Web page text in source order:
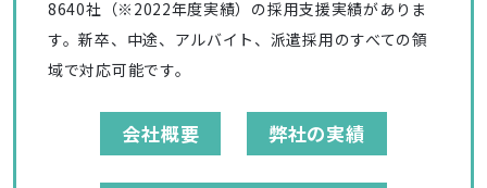
8640社（※2022年度実績）の採用支援実績がありま
す。新卒、中途、アルバイト、派遣採用のすべての領
域で対応可能です。
会社概要 弊社の実績